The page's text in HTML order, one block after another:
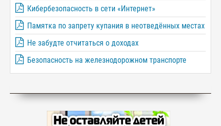
Кибербезопасность в сети «Интернет»
Памятка по запрету купания в неотведённых местах
Не забудте отчитаться о доходах
Безопасность на железнодорожном транспорте